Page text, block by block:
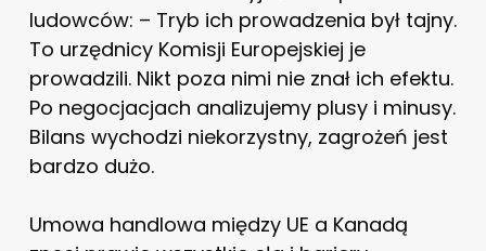
ludowców: – Tryb ich prowadzenia był tajny.
To urzędnicy Komisji Europejskiej je
prowadzili. Nikt poza nimi nie znał ich efektu.
Po negocjacjach analizujemy plusy i minusy.
Bilans wychodzi niekorzystny, zagrożeń jest
bardzo dużo.
Umowa handlowa między UE a Kanadą